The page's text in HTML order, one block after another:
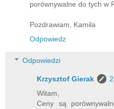
porównywalne do tych w
Pozdrawiam, Kamila
Odpowiedz
Odpowiedzi
Krzysztof Gierak
Witam,
Ceny są